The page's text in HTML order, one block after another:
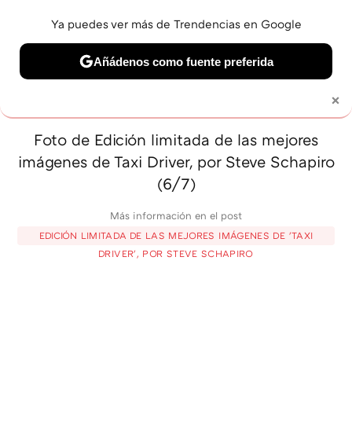
BELLEZA SHOPPING VIAJES GASTRO SNEAKERS
Foto de Edición limitada de las mejores
imágenes de Taxi Driver, por Steve Schapiro
(6/7)
Más información en el post
EDICIÓN LIMITADA DE LAS MEJORES IMÁGENES DE 'TAXI
DRIVER', POR STEVE SCHAPIRO
×
Ya puedes ver más de Trendencias en Google
Añádenos como fuente preferida